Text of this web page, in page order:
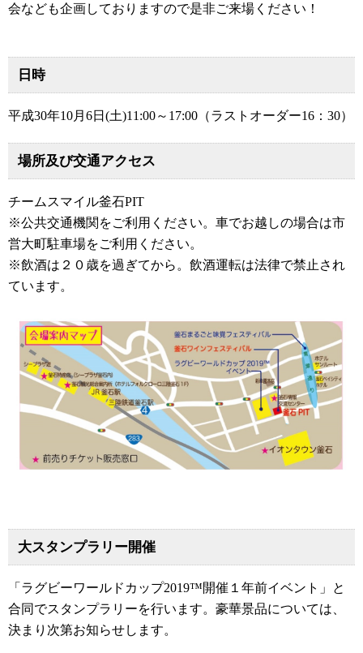
会なども企画しておりますので是非ご来場ください！
日時
平成30年10月6日(土)11:00～17:00（ラストオーダー16：30）
場所及び交通アクセス
チームスマイル釜石PIT
※公共交通機関をご利用ください。車でお越しの場合は市
営大町駐車場をご利用ください。
※飲酒は２０歳を過ぎてから。飲酒運転は法律で禁止され
ています。
大スタンプラリー開催
「ラグビーワールドカップ2019™開催１年前イベント」と
合同でスタンプラリーを行います。豪華景品については、
決まり次第お知らせします。